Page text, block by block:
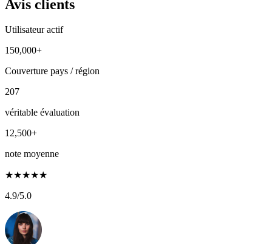
Avis clients
Utilisateur actif
150,000+
Couverture pays / région
207
véritable évaluation
12,500+
note moyenne
★★★★★
4.9/5.0